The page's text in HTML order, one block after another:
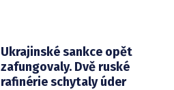
Ukrajinské sankce opět
zafungovaly. Dvě ruské
rafinérie schytaly úder